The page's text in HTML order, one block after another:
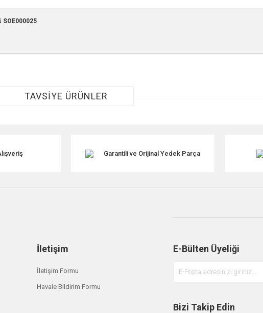
SOE000025
TAVSİYE ÜRÜNLER
Garantili ve Orijinal Yedek Parça
İletişim
İletişim Formu
Havale Bildirim Formu
E-Bülten Üyeliği
Bizi Takip Edin